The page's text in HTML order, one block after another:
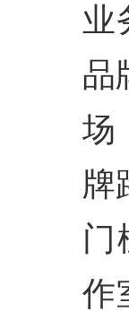
业
品
场
牌
门
作